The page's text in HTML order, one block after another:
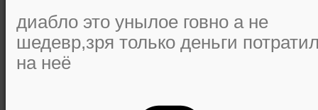
диабло это унылое говно а не
шедевр,зря только деньги
на неё